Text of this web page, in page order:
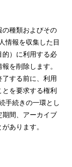
の種類およびその
情報を収集した目
的）に利用する必
を削除します。
する前に、利用
を要求する権利
手続きの一環とし
間、アーカイブ
あります。